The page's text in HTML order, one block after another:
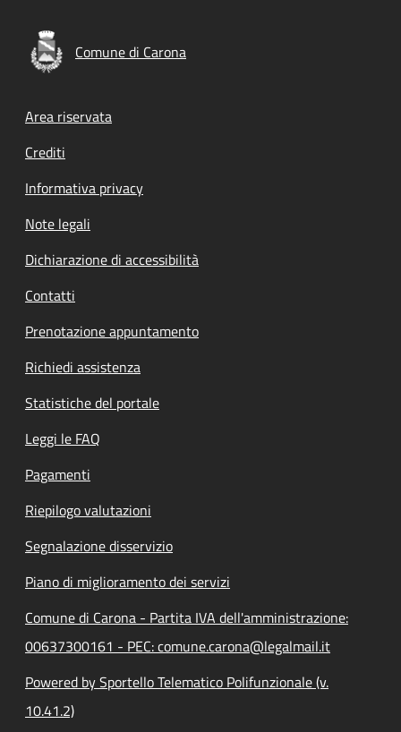
Comune di Carona
Footer menu
Area riservata
Crediti
Informativa privacy
Note legali
Dichiarazione di accessibilità
Contatti
Prenotazione appuntamento
Richiedi assistenza
Statistiche del portale
Leggi le FAQ
Pagamenti
Riepilogo valutazioni
Segnalazione disservizio
Piano di miglioramento dei servizi
Comune di Carona - Partita IVA dell'amministrazione:
00637300161 - PEC: comune.carona@legalmail.it
Powered by Sportello Telematico Polifunzionale (v.
10.41.2)